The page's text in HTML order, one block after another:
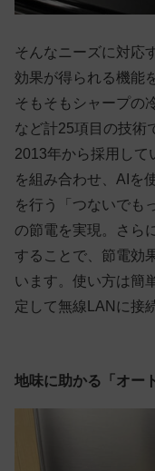
そんなニーズに対応
効果が得られる機能
そもそもシャープの
など計25項目の技術
2013年から採用して
を組み合わせ、AIを
を行う「つないでも
の節電を実現。さら
することで、節電効
います。使い方は簡
定して無線LANに接
地味に助かる「オー